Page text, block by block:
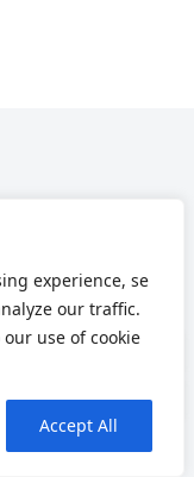
experience, se
our traffic.
use of cookie
Accept All